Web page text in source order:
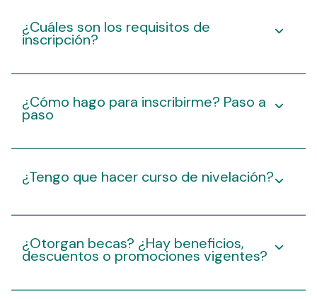
¿Cuáles son los requisitos de
inscripción?
¿Cómo hago para inscribirme? Paso a
paso
¿Tengo que hacer curso de nivelación?
¿Otorgan becas? ¿Hay beneficios,
descuentos o promociones vigentes?